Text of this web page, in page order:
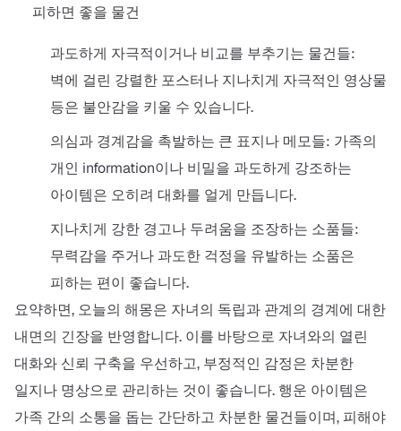
피하면 좋을 물건
과도하게 자극적이거나 비교를 부추기는 물건들:
벽에 걸린 강렬한 포스터나 지나치게 자극적인 영상물
등은 불안감을 키울 수 있습니다.
의심과 경계감을 촉발하는 큰 표지나 메모들: 가족의
개인 information이나 비밀을 과도하게 강조하는
아이템은 오히려 대화를 얼게 만듭니다.
지나치게 강한 경고나 두려움을 조장하는 소품들:
무력감을 주거나 과도한 걱정을 유발하는 소품은
피하는 편이 좋습니다.
요약하면, 오늘의 해몽은 자녀의 독립과 관계의 경계에 대한
내면의 긴장을 반영합니다. 이를 바탕으로 자녀와의 열린
대화와 신뢰 구축을 우선하고, 부정적인 감정은 차분한
일지나 명상으로 관리하는 것이 좋습니다. 행운 아이템은
가족 간의 소통을 돕는 간단하고 차분한 물건들이며, 피해야